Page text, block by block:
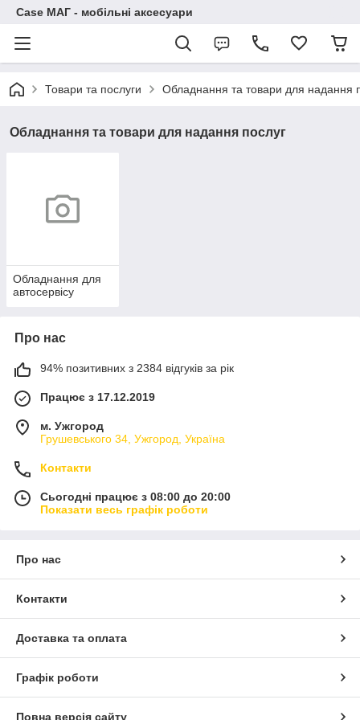
Case МАГ - мобільні аксесуари
Товари та послуги Обладнання та товари для надання
Обладнання та товари для надання послуг
Обладнання для
автосервісу
Про нас
94% позитивних з 2384 відгуків за рік
Працює з 17.12.2019
м. Ужгород
Грушевського 34, Ужгород, Україна
Контакти
Сьогодні працює з 08:00 до 20:00
Показати весь графік роботи
Про нас
Контакти
Доставка та оплата
Графік роботи
Повна версія сайту